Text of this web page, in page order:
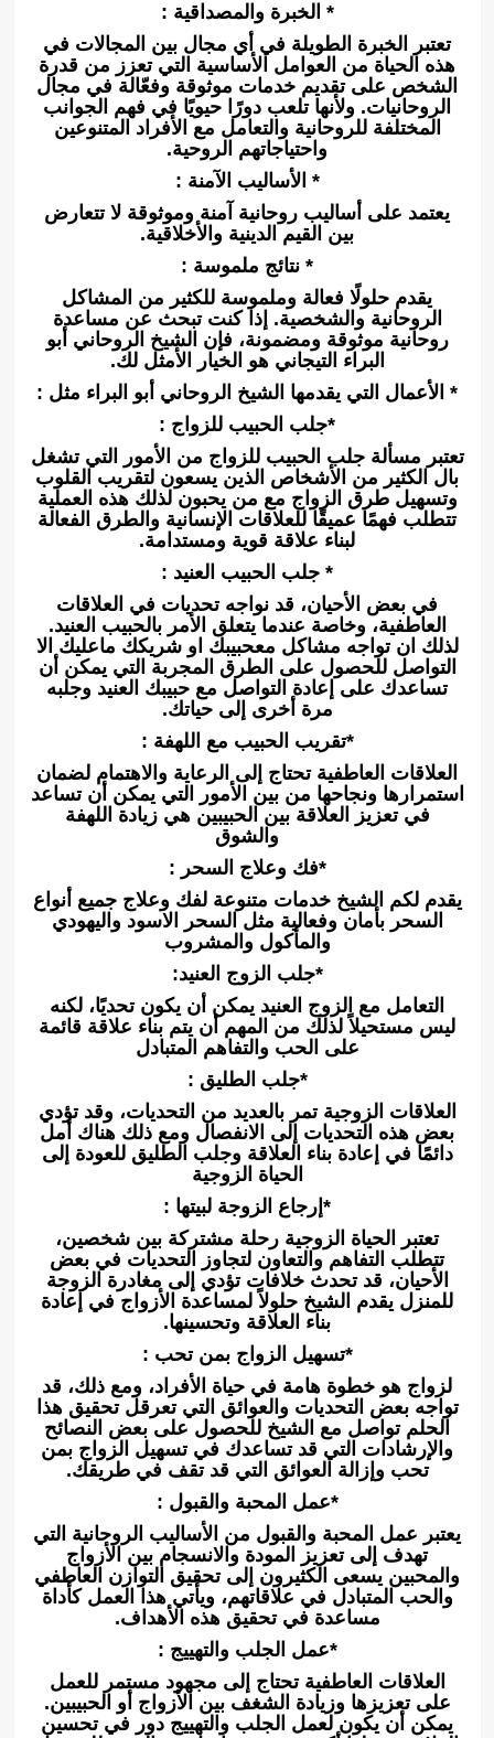
* الخبرة والمصداقية :
تعتبر الخبرة الطويلة في أي مجال بين المجالات في
هذه الحياة من العوامل الأساسية التي تعزز من قدرة
الشخص على تقديم خدمات موثوقة وفعّالة في مجال
الروحانيات. ولأنها تلعب دورًا حيويًا في فهم الجوانب
المختلفة للروحانية والتعامل مع الأفراد المتنوعين
واحتياجاتهم الروحية.
* الأساليب الآمنة :
يعتمد على أساليب روحانية آمنة وموثوقة لا تتعارض
بين القيم الدينية والأخلاقية.
* نتائج ملموسة :
يقدم حلولًا فعالة وملموسة للكثير من المشاكل
الروحانية والشخصية. إذا كنت تبحث عن مساعدة
روحانية موثوقة ومضمونة، فإن الشيخ الروحاني أبو
البراء التيجاني هو الخيار الأمثل لك.
* الأعمال التي يقدمها الشيخ الروحاني أبو البراء مثل :
*جلب الحبيب للزواج :
تعتبر مسألة جلب الحبيب للزواج من الأمور التي تشغل
بال الكثير من الأشخاص الذين يسعون لتقريب القلوب
وتسهيل طرق الزواج مع من يحبون لذلك هذه العملية
تتطلب فهمًا عميقًا للعلاقات الإنسانية والطرق الفعالة
لبناء علاقة قوية ومستدامة.
* جلب الحبيب العنيد :
في بعض الأحيان، قد نواجه تحديات في العلاقات
العاطفية، وخاصة عندما يتعلق الأمر بالحبيب العنيد.
لذلك ان تواجه مشاكل معحبيبك او شريكك ماعليك الا
التواصل للحصول على الطرق المجربة التي يمكن أن
تساعدك على إعادة التواصل مع حبيبك العنيد وجلبه
مرة أخرى إلى حياتك.
*تقريب الحبيب مع اللهفة :
العلاقات العاطفية تحتاج إلى الرعاية والاهتمام لضمان
استمرارها ونجاحها من بين الأمور التي يمكن أن تساعد
في تعزيز العلاقة بين الحبيبين هي زيادة اللهفة
والشوق
*فك وعلاج السحر :
يقدم لكم الشيخ خدمات متنوعة لفك وعلاج جميع أنواع
السحر بأمان وفعالية مثل السحر الاسود واليهودي
والمأكول والمشروب
*جلب الزوج العنيد:
التعامل مع الزوج العنيد يمكن أن يكون تحديًا، لكنه
ليس مستحيلاً لذلك من المهم أن يتم بناء علاقة قائمة
على الحب والتفاهم المتبادل
*جلب الطليق :
العلاقات الزوجية تمر بالعديد من التحديات، وقد تؤدي
بعض هذه التحديات إلى الانفصال ومع ذلك هناك أمل
دائمًا في إعادة بناء العلاقة وجلب الطليق للعودة إلى
الحياة الزوجية
*إرجاع الزوجة لبيتها :
تعتبر الحياة الزوجية رحلة مشتركة بين شخصين،
تتطلب التفاهم والتعاون لتجاوز التحديات في بعض
الأحيان، قد تحدث خلافات تؤدي إلى مغادرة الزوجة
للمنزل يقدم الشيخ حلولاً لمساعدة الأزواج في إعادة
بناء العلاقة وتحسينها.
*تسهيل الزواج بمن تحب :
لزواج هو خطوة هامة في حياة الأفراد، ومع ذلك، قد
تواجه بعض التحديات والعوائق التي تعرقل تحقيق هذا
الحلم تواصل مع الشيخ للحصول على بعض النصائح
والإرشادات التي قد تساعدك في تسهيل الزواج بمن
تحب وإزالة العوائق التي قد تقف في طريقك.
*عمل المحبة والقبول :
يعتبر عمل المحبة والقبول من الأساليب الروحانية التي
تهدف إلى تعزيز المودة والانسجام بين الأزواج
والمحبين يسعى الكثيرون إلى تحقيق التوازن العاطفي
والحب المتبادل في علاقاتهم، ويأتي هذا العمل كأداة
مساعدة في تحقيق هذه الأهداف.
*عمل الجلب والتهييج :
العلاقات العاطفية تحتاج إلى مجهود مستمر للعمل
على تعزيزها وزيادة الشغف بين الأزواج أو الحبيبين.
يمكن أن يكون لعمل الجلب والتهييج دور في تحسين